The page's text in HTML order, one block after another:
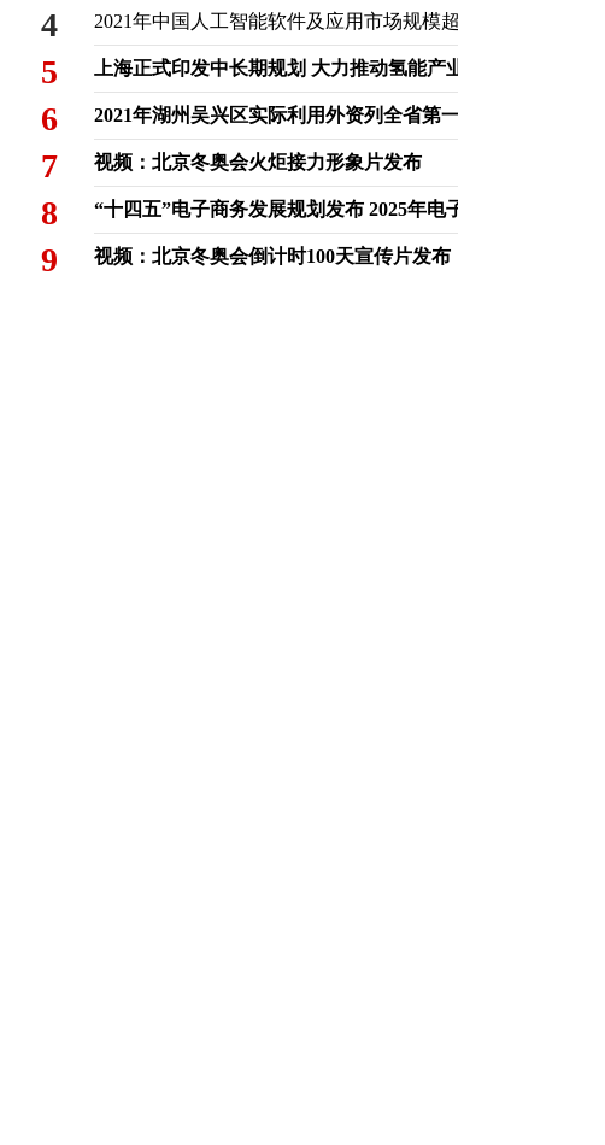
4 2021年中国人工智能软件及应用市场规模超50亿美元 同比上
5 上海正式印发中长期规划 大力推动氢能产业高质量发展
6 2021年湖州吴兴区实际利用外资列全省第一梯队 创历史最好
7 视频：北京冬奥会火炬接力形象片发布
8 “十四五”电子商务发展规划发布 2025年电子商务交易额预期
9 视频：北京冬奥会倒计时100天宣传片发布